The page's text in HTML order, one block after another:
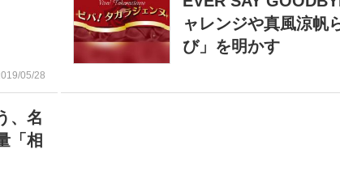
05/28
ャレンジや真風涼帆
び」を明かす
、名
「相